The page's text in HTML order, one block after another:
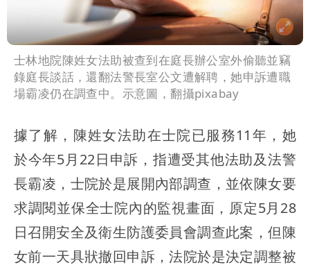
士林地院陳姓女法助被查到在庭長辦公室外偷聽並竊
錄庭長談話，還翻法警長室公文遭解聘，她申訴遭職
場霸凌仍在調查中。示意圖，翻攝pixabay
據了解，陳姓女法助在士院已服務11年，她
於今年5月22日申訴，指遭受其他法助及法警
長霸凌，士院於是展開內部調查，並依陳女要
求調閱並保全士院內的監視畫面，原定5月28
日召開安全及衛生防護委員會調查此案，但陳
女前一天具狀撤回申訴，法院於是決定調整被